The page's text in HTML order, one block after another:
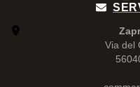
Via del